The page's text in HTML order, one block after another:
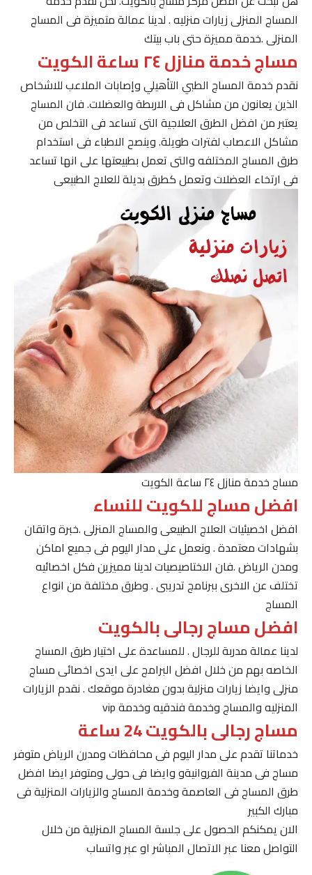
المساج المنزلى زيارات منزليه . لدينا عمالة متميزة فى المساج
المنزلى .خدمة مميزة حتى باب بيتك
مساج خدمة منازل ٢٤ ساعة الكويت
نقدم خدمة المساج الطبي التأهيلي وإصابات الملاعب للاشخاص
الذين يعانون من مشاكل فى الاربطة والعضلات. فان المساج
يعتبر من افضل الطرق العلاجية التى تساعد فى التخلص من
مشاكل الاعصاب لفترات طويلة. وينصح الاطباء فى استخدام
طرق المساج المختلفه والتى تعمل بطبيعتها على انها تساعد
فى ارتخاء العضلات وتعمل كطرق بديلة للعلاج الطبيعى
مساج خدمة منازل ٢٤ ساعة الكويت
افضل مساج للكويت للنساء
افضل اخصيئيات العلاج الطبيعى والمساج المنزلى .خبرة واتقان
بشهادات معتمدة . ونعمل على مدار اليوم فى جميع اماكن
ومدن الرياض .فان الاختاصيصيات لدينا مميزين فكل اخصائيه
تختلف عن الاخرى ببرنامج تدريبى . وطرق مختلفة من انواع
المساج
افضل مساج رجالى بالكويت
لدينا عمالة مدربة للرجال . للمساعدة على اختيار طرق المساج
الخاصه بهم من خلال افضل البرامج على ايدى اخصائى مساج
منزلى وايضا زيارات منزلية بدون مغادرة موقعك . نقدم الزيارات
المنزليه والمساج وخدمة فندقيه وخدمة vip
مساج رجالى بالكويت 24 ساعة
خدماتنا تقدم على مدار اليوم فى محافظات ومدرن الرياض متوفر
مساج فى مدينة الفروانيةو وايضا فى حولى ومتوفر ايضا افضل
طرق المساج فى العاصمة وخدمة المساج والزيارات المنزلية فى
مبارك الكبير
الان يمكنكم الحصول على جلسة المساج المنزلية من خلال
التواصل معنا عبر الاتصال المباشر او عبر واتساب